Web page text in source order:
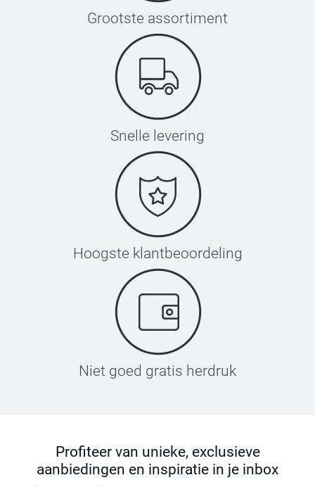
Grootste assortiment
Snelle levering
Hoogste klantbeoordeling
Niet goed gratis herdruk
Profiteer van unieke, exclusieve
aanbiedingen en inspiratie in je inbox